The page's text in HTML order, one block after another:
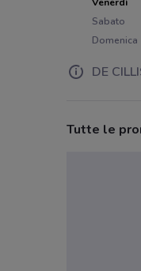
Sabato
Domenica
DE
Tutte le